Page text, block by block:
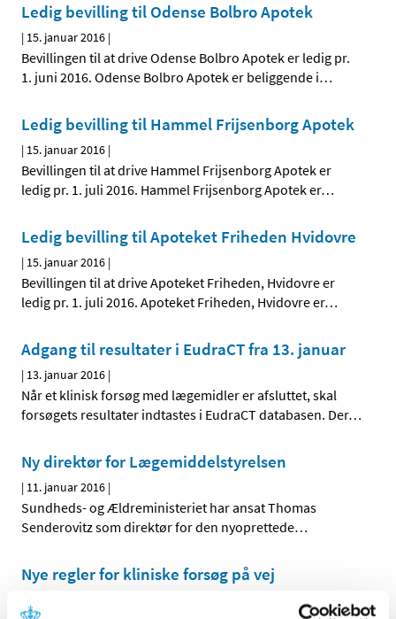
Ledig bevilling til Odense Bolbro Apotek
| 15. januar 2016 |
Bevillingen til at drive Odense Bolbro Apotek er ledig pr.
1. juni 2016. Odense Bolbro Apotek er beliggende i…
Ledig bevilling til Hammel Frijsenborg Apotek
| 15. januar 2016 |
Bevillingen til at drive Hammel Frijsenborg Apotek er
ledig pr. 1. juli 2016. Hammel Frijsenborg Apotek er…
Ledig bevilling til Apoteket Friheden Hvidovre
| 15. januar 2016 |
Bevillingen til at drive Apoteket Friheden, Hvidovre er
ledig pr. 1. juli 2016. Apoteket Friheden, Hvidovre er…
Adgang til resultater i EudraCT fra 13. januar
| 13. januar 2016 |
Når et klinisk forsøg med lægemidler er afsluttet, skal
forsøgets resultater indtastes i EudraCT databasen. Der…
Ny direktør for Lægemiddelstyrelsen
| 11. januar 2016 |
Sundheds- og Ældreministeriet har ansat Thomas
Senderovitz som direktør for den nyoprettede…
Nye regler for kliniske forsøg på vej